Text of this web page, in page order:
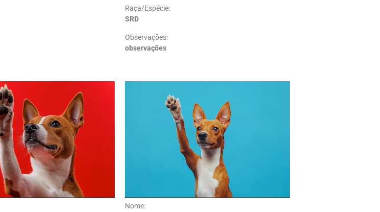
Raça/Espécie:
SRD
Observações:
observações
Nome: